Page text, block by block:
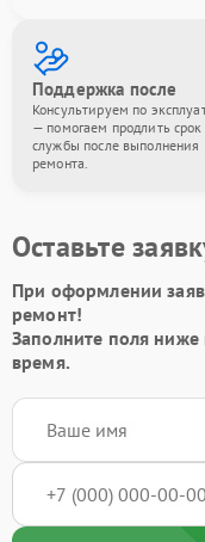
Поддержка после
Консультируем по
— помогаем продлить срок
службы после выполнения
ремонта.
Оставьте
При оформлении
ремонт!
Заполните поля
время.